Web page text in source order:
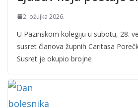
2. ožujka 2026.
U Pazinskom kolegiju u subotu, 28.
susret članova župnih Caritasa
Susret je okupio brojne